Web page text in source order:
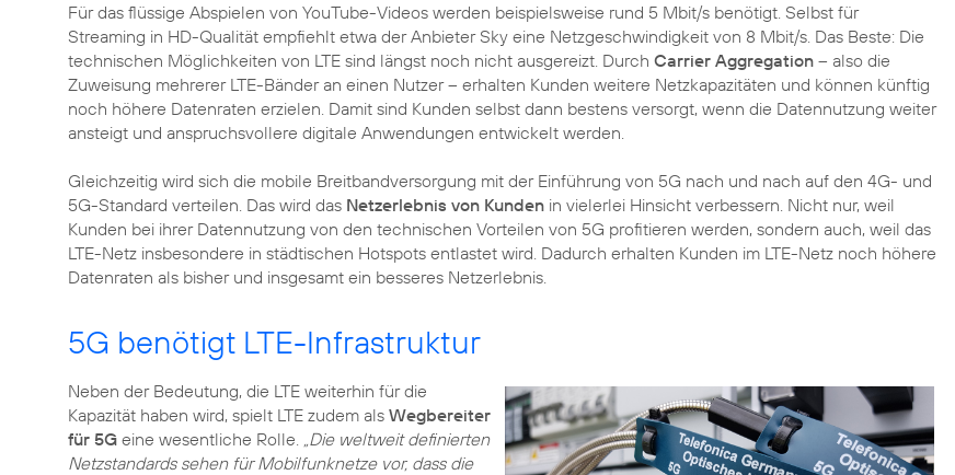
Für das flüssige Abspielen von YouTube-Videos werden beispielsweise rund 5 Mbit/s benötigt. Selbst für
Streaming in HD-Qualität empfiehlt etwa der Anbieter Sky eine Netzgeschwindigkeit von 8 Mbit/s. Das Beste: Die
technischen Möglichkeiten von LTE sind längst noch nicht ausgereizt. Durch Carrier Aggregation – also die
Zuweisung mehrerer LTE-Bänder an einen Nutzer – erhalten Kunden weitere Netzkapazitäten und können künftig
noch höhere Datenraten erzielen. Damit sind Kunden selbst dann bestens versorgt, wenn die Datennutzung weiter
ansteigt und anspruchsvollere digitale Anwendungen entwickelt werden.
Gleichzeitig wird sich die mobile Breitbandversorgung mit der Einführung von 5G nach und nach auf den 4G- und
5G-Standard verteilen. Das wird das Netzerlebnis von Kunden in vielerlei Hinsicht verbessern. Nicht nur, weil
Kunden bei ihrer Datennutzung von den technischen Vorteilen von 5G profitieren werden, sondern auch, weil das
LTE-Netz insbesondere in städtischen Hotspots entlastet wird. Dadurch erhalten Kunden im LTE-Netz noch höhere
Datenraten als bisher und insgesamt ein besseres Netzerlebnis.
5G benötigt LTE-Infrastruktur
Neben der Bedeutung, die LTE weiterhin für die
Kapazität haben wird, spielt LTE zudem als Wegbereiter
für 5G eine wesentliche Rolle. „Die weltweit definierten
Netzstandards sehen für Mobilfunknetze vor, dass die